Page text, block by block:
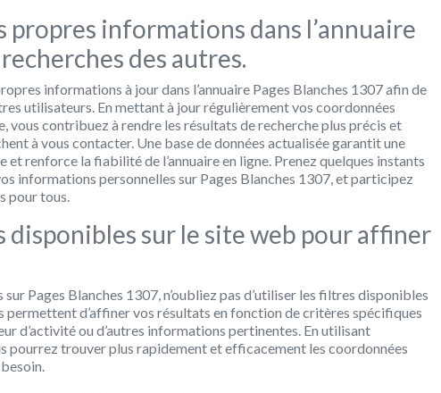
propres informations dans l’annuaire
des autres.
informations à jour dans l’annuaire Pages Blanches 1307 afin de
utilisateurs. En mettant à jour régulièrement vos coordonnées
vous contribuez à rendre les résultats de recherche plus précis et
à vous contacter. Une base de données actualisée garantit une
renforce la fiabilité de l’annuaire en ligne. Prenez quelques instants
informations personnelles sur Pages Blanches 1307, et participez
pour tous.
disponibles sur le site web pour affiner
Pages Blanches 1307, n’oubliez pas d’utiliser les filtres disponibles
permettent d’affiner vos résultats en fonction de critères spécifiques
d’activité ou d’autres informations pertinentes. En utilisant
pourrez trouver plus rapidement et efficacement les coordonnées